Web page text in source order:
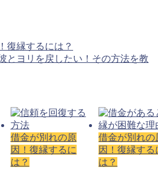
復縁するには？
とヨリを戻したい！その方法を教
借金が別れの原
因！復縁するに
は？
借金が別れの
因！復縁する
は？